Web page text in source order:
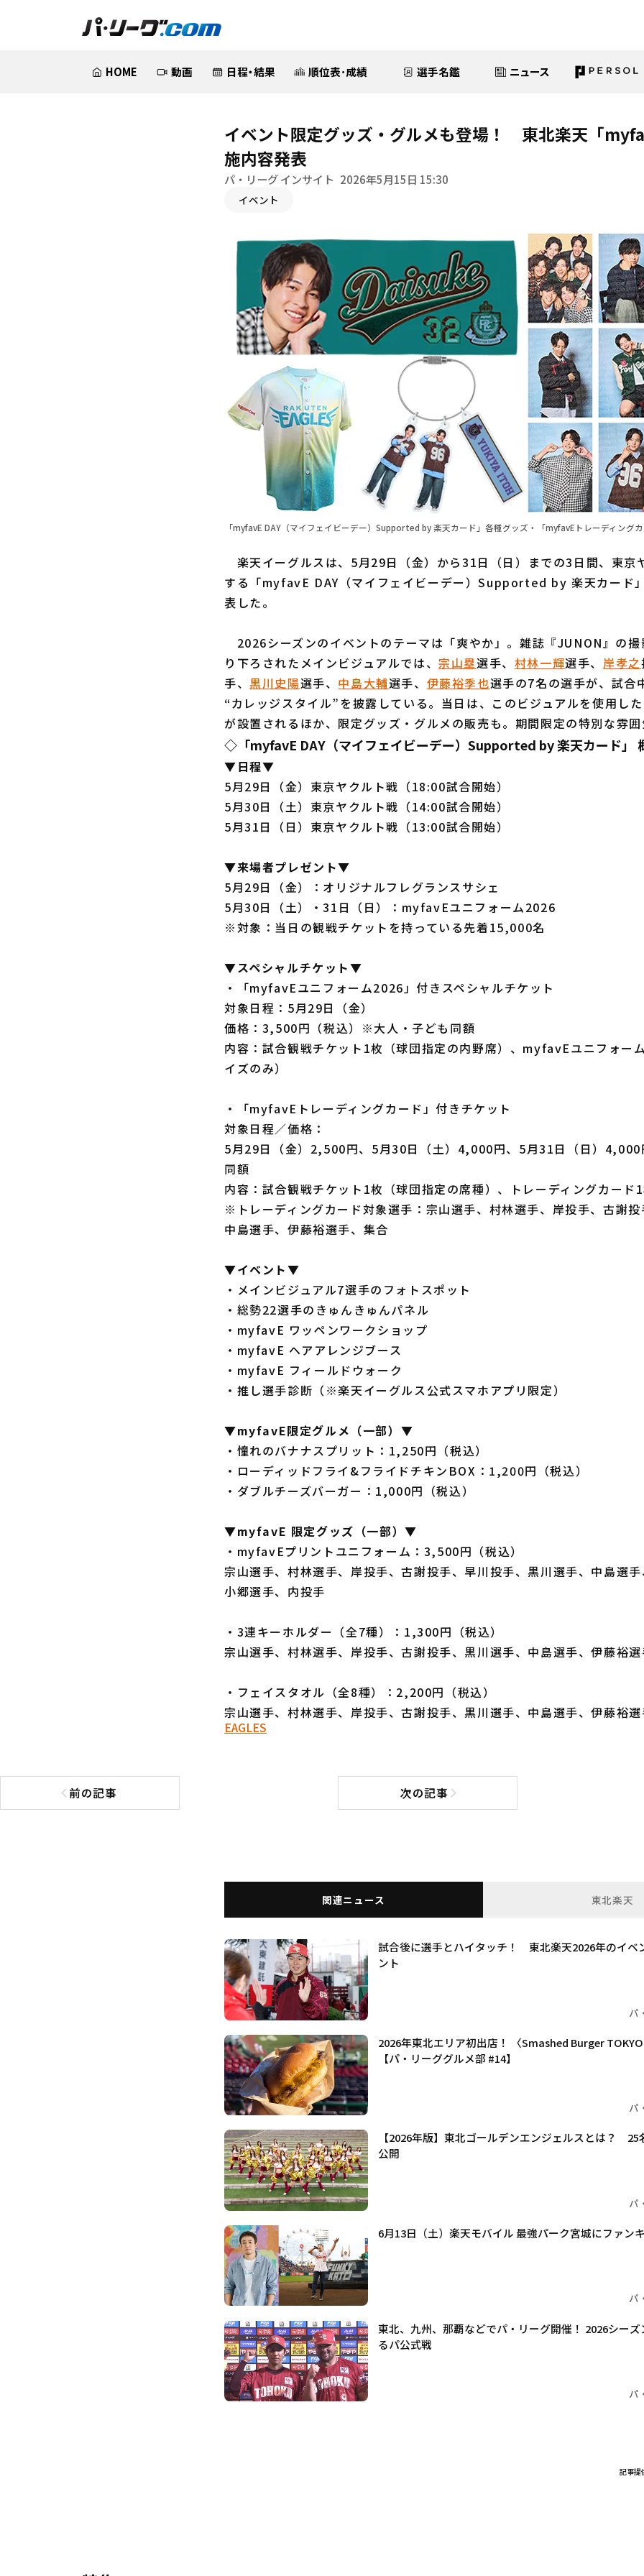
HOME 動画 日程・結果 順位表･成績 選手名鑑 ニュース
イベント限定グッズ・グルメも登場！ 東北楽天「
施内容発表
パ・リーグ インサイト 2026年5月15日 15:30
イベント
「myfavE DAY（マイフェイビーデー）Supported by 楽天カード」各種グッズ・「myfavEトレーディン
楽天イーグルスは、5月29日（金）から31日（日）までの3日間、東京
する「myfavE DAY（マイフェイビーデー）Supported by 楽天カード
表した。
2026シーズンのイベントのテーマは「爽やか」。雑誌『JUNON』の撮
り下ろされたメインビジュアルでは、宗山塁選手、 村林一輝選手、岸孝之
手、黒川史陽選手、 中島大輔選手、 伊藤裕季也選手の7名の選手が、試合
“カレッジスタイル”を披露している。当日は、このビジュアルを使用し
が設置されるほか、限定グッズ・グルメの販売も。期間限定の特別な雰囲
◇「myfavE DAY（マイフェイビーデー）Supported by 楽天カード」
▼日程▼
5月29日（金）東京ヤクルト戦（18:00試合開始）
5月30日（土）東京ヤクルト戦（14:00試合開始）
5月31日（日）東京ヤクルト戦（13:00試合開始）
▼来場者プレゼント▼
5月29日（金）：オリジナルフレグランスサシェ
5月30日（土）・31日（日）：myfavEユニフォーム2026
※対象：当日の観戦チケットを持っている先着15,000名
▼スペシャルチケット▼
・「myfavEユニフォーム2026」付きスペシャルチケット
対象日程：5月29日（金）
価格：3,500円（税込）※大人・子ども同額
内容：試合観戦チケット1枚（球団指定の内野席）、myfavEユニフォー
イズのみ）
・「myfavEトレーディングカード」付きチケット
対象日程／価格：
5月29日（金）2,500円、5月30日（土）4,000円、5月31日（日）
同額
内容：試合観戦チケット1枚（球団指定の席種）、トレーディングカード
※トレーディングカード対象選手：宗山選手、村林選手、岸投手、古謝投
中島選手、伊藤裕選手、集合
▼イベント▼
・メインビジュアル7選手のフォトスポット
・総勢22選手のきゅんきゅんパネル
・myfavE ワッペンワークショップ
・myfavE ヘアアレンジブース
・myfavE フィールドウォーク
・推し選手診断（※楽天イーグルス公式スマホアプリ限定）
▼myfavE限定グルメ（一部）▼
・憧れのバナナスプリット：1,250円（税込）
・ローディッドフライ&フライドチキンBOX：1,200円（税込）
・ダブルチーズバーガー：1,000円（税込）
▼myfavE 限定グッズ（一部）▼
・myfavEプリントユニフォーム：3,500円（税込）
宗山選手、村林選手、岸投手、古謝投手、早川投手、黒川選手、中島選手
小郷選手、内投手
・3連キーホルダー（全7種）：1,300円（税込）
宗山選手、村林選手、岸投手、古謝投手、黒川選手、中島選手、伊藤裕選
・フェイスタオル（全8種）：2,200円（税込）
宗山選手、村林選手、岸投手、古謝投手、黒川選手、中島選手、伊藤裕
EAGLES
前の記事
前の記事へ 次の記事次の記事へ
関連ニュース 東北楽天
試合後に選手とハイタッチ！ 東北楽天2026年のイベ
ント
パ
2026年東北エリア初出店！ 〈Smashed Burger
【パ・リーググルメ部 #14】
パ
【2026年版】東北ゴールデンエンジェルスとは？ 25
公開
パ
6月13日（土）楽天モバイル 最強パーク宮城にファン
パ
東北、九州、那覇などでパ・リーグ開催！ 2026シー
るパ公式戦
パ
記事提